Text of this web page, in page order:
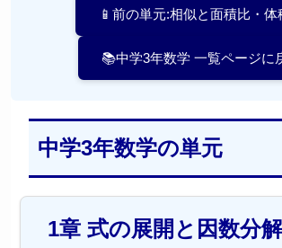
📱前の単元:相似と面積比・体
📚中学3年数学 一覧ページに
中学3年数学の単元
1章 式の展開と因数分解